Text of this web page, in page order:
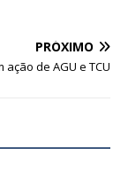
PRÓXIMO
de AGU e TCU